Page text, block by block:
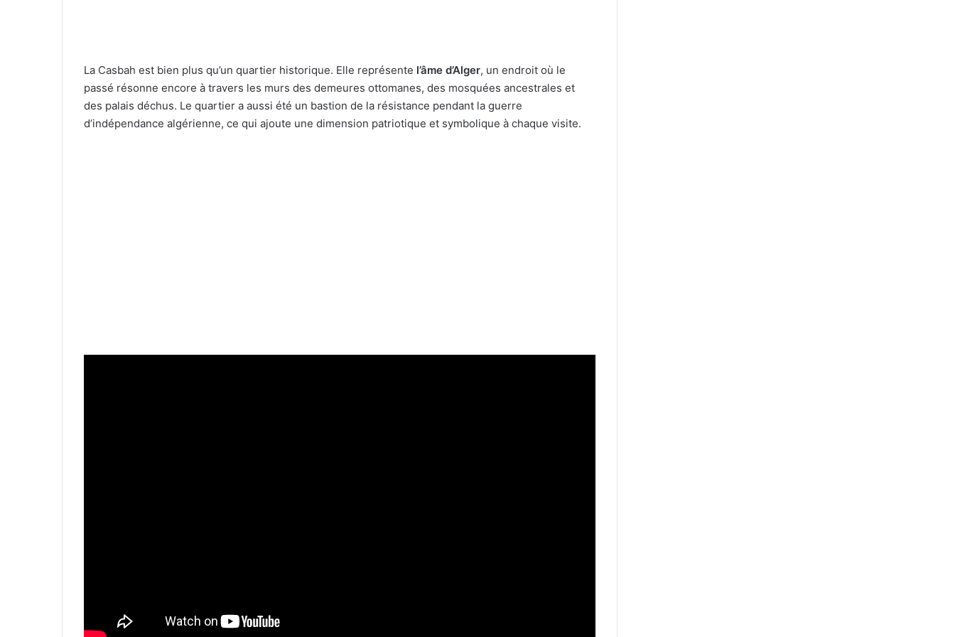
La Casbah est bien plus qu’un quartier historique. Elle représente l’âme d’Alger, un endroit où le
passé résonne encore à travers les murs des demeures ottomanes, des mosquées ancestrales et
des palais déchus. Le quartier a aussi été un bastion de la résistance pendant la guerre
d’indépendance algérienne, ce qui ajoute une dimension patriotique et symbolique à chaque visite.